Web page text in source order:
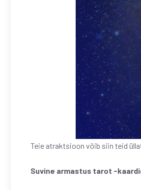
Teie atraktsioon võib siin teid
Suvine armastus tarot -